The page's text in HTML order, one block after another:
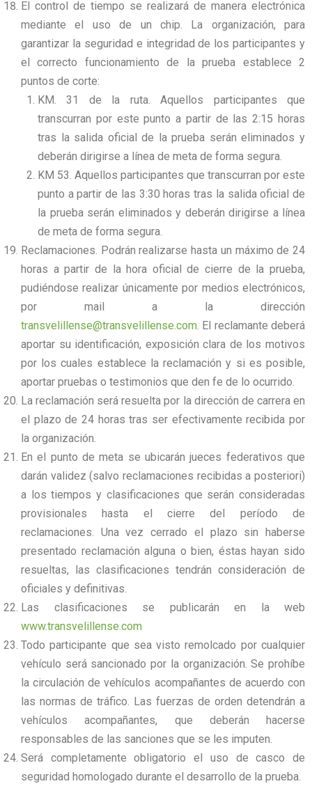
El control de tiempo se realizará de manera electrónica
mediante el uso de un chip. La organización, para
garantizar la seguridad e integridad de los participantes y
el correcto funcionamiento de la prueba establece 2
puntos de corte:
KM. 31 de la ruta. Aquellos participantes que
transcurran por este punto a partir de las 2:15 horas
tras la salida oficial de la prueba serán eliminados y
deberán dirigirse a línea de meta de forma segura.
KM 53. Aquellos participantes que transcurran por este
punto a partir de las 3:30 horas tras la salida oficial de
la prueba serán eliminados y deberán dirigirse a línea
de meta de forma segura.
Reclamaciones. Podrán realizarse hasta un máximo de 24
horas a partir de la hora oficial de cierre de la prueba,
pudiéndose realizar únicamente por medios electrónicos,
por mail a la dirección
transvelillense@transvelillense.com. El reclamante deberá
aportar su identificación, exposición clara de los motivos
por los cuales establece la reclamación y si es posible,
aportar pruebas o testimonios que den fe de lo ocurrido.
La reclamación será resuelta por la dirección de carrera en
el plazo de 24 horas tras ser efectivamente recibida por
la organización.
En el punto de meta se ubicarán jueces federativos que
darán validez (salvo reclamaciones recibidas a posteriori)
a los tiempos y clasificaciones que serán consideradas
provisionales hasta el cierre del período de
reclamaciones. Una vez cerrado el plazo sin haberse
presentado reclamación alguna o bien, éstas hayan sido
resueltas, las clasificaciones tendrán consideración de
oficiales y definitivas.
Las clasificaciones se publicarán en la web
www.transvelillense.com
Todo participante que sea visto remolcado por cualquier
vehículo será sancionado por la organización. Se prohíbe
la circulación de vehículos acompañantes de acuerdo con
las normas de tráfico. Las fuerzas de orden detendrán a
vehículos acompañantes, que deberán hacerse
responsables de las sanciones que se les imputen.
Será completamente obligatorio el uso de casco de
seguridad homologado durante el desarrollo de la prueba.